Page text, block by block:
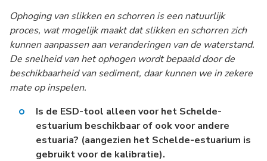
Ophoging van slikken en schorren is een natuurlijk
proces, wat mogelijk maakt dat slikken en schorren zich
kunnen aanpassen aan veranderingen van de waterstand.
De snelheid van het ophogen wordt bepaald door de
beschikbaarheid van sediment, daar kunnen we in zekere
mate op inspelen.
Is de ESD-tool alleen voorhet Schelde-
estuarium beschikbaar of ook voor andere
estuaria? (aangezien het Schelde-estuarium is
gebruikt voor de kalibratie).